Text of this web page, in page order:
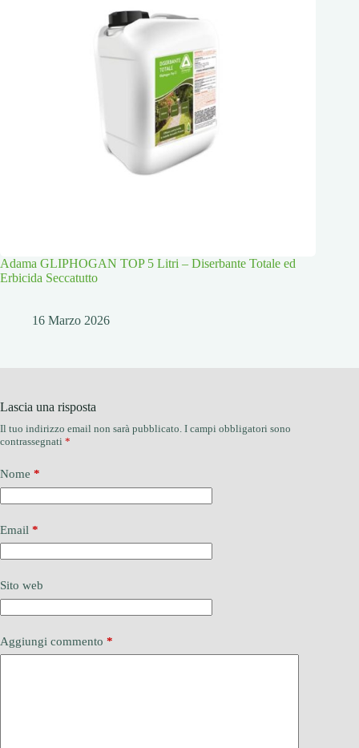
Adama GLIPHOGAN TOP 5 Litri – Diserbante Totale ed
Erbicida Seccatutto
16 Marzo 2026
Lascia una risposta
Il tuo indirizzo email non sarà pubblicato. I campi obbligatori sono
contrassegnati *
Nome *
Email *
Sito web
Aggiungi commento *